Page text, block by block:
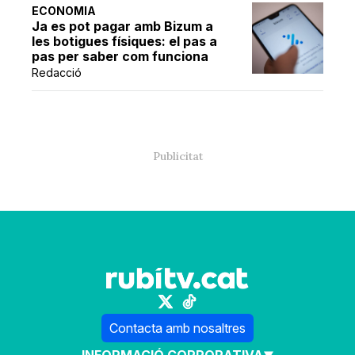
ECONOMIA
Ja es pot pagar amb Bizum a
les botigues físiques: el pas a
pas per saber com funciona
Redacció
Contacta amb nosaltres